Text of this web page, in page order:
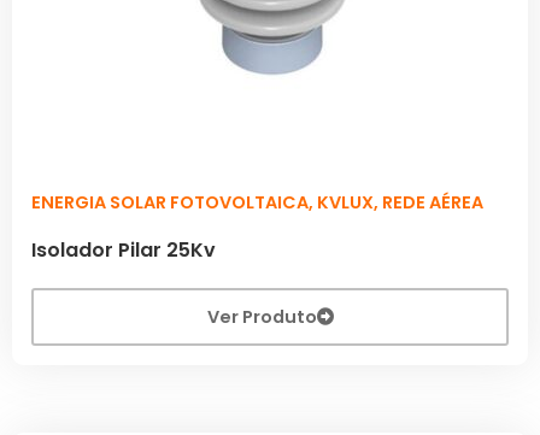
ENERGIA SOLAR FOTOVOLTAICA, KVLUX, REDE AÉREA
Isolador Pilar 25Kv
Ver Produto